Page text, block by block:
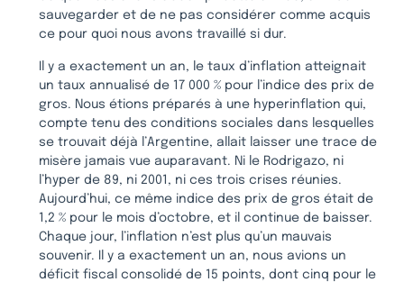
sauvegarder et de ne pas considérer comme acquis
ce pour quoi nous avons travaillé si dur.
Il y a exactement un an, le taux d’inflation atteignait
un taux annualisé de 17 000 % pour l’indice des prix de
gros. Nous étions préparés à une hyperinflation qui,
compte tenu des conditions sociales dans lesquelles
se trouvait déjà l’Argentine, allait laisser une trace de
misère jamais vue auparavant. Ni le Rodrigazo, ni
l’hyper de 89, ni 2001, ni ces trois crises réunies.
Aujourd’hui, ce même indice des prix de gros était de
1,2 % pour le mois d’octobre, et il continue de baisser.
Chaque jour, l’inflation n’est plus qu’un mauvais
souvenir. Il y a exactement un an, nous avions un
déficit fiscal consolidé de 15 points, dont cinq pour le